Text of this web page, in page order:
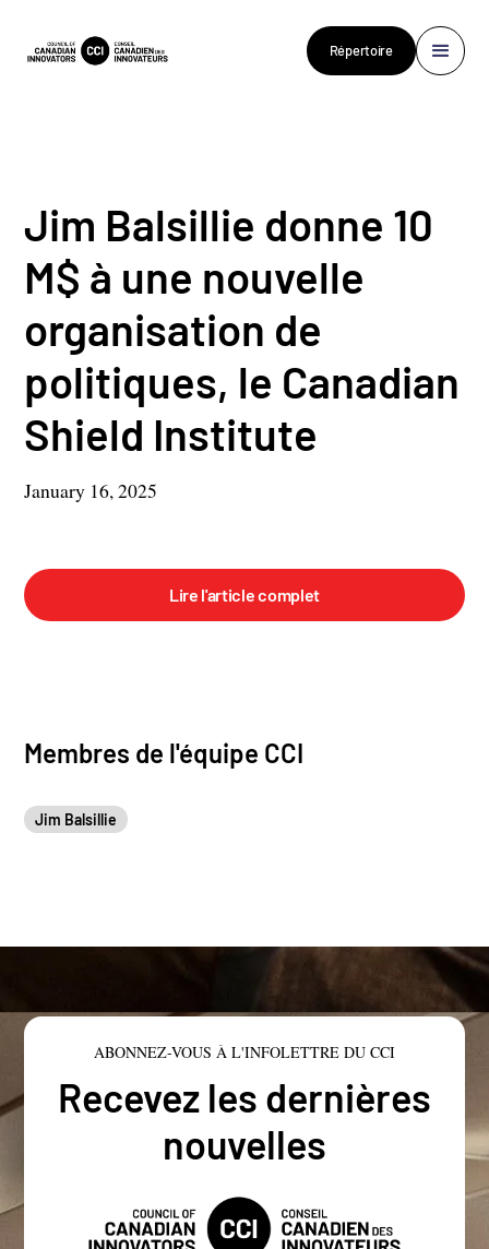
Répertoire
Jim Balsillie donne 10
M$ à une nouvelle
organisation de
politiques, le Canadian
Shield Institute
January 16, 2025
Lire l'article complet
Membres de l'équipe CCI
Jim Balsillie
ABONNEZ-VOUS À L'INFOLETTRE DU CCI
Recevez les dernières
nouvelles